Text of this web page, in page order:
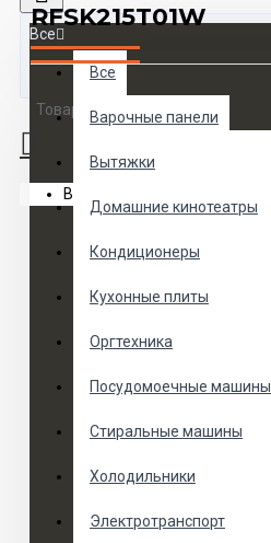
Все
Все
Варочные панели
Вытяжки
Домашние кинотеатры
Кондиционеры
Кухонные плиты
Оргтехника
Посудомоечные машины
Стиральные машины
Холодильники
Электротранспорт
Товаров 0 (0 руб.)
Ваша корзина пуста!
RFSK215T01W